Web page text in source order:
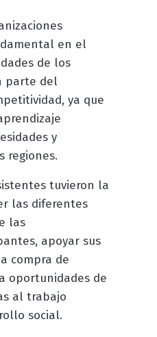
en el
de los
parte del
ya que
y
regiones.
tuvieron la
las diferentes
las
apoyar sus
compra de
oportunidades de
al trabajo
social.